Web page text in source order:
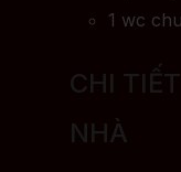
1 wc
CHI
NHÀ